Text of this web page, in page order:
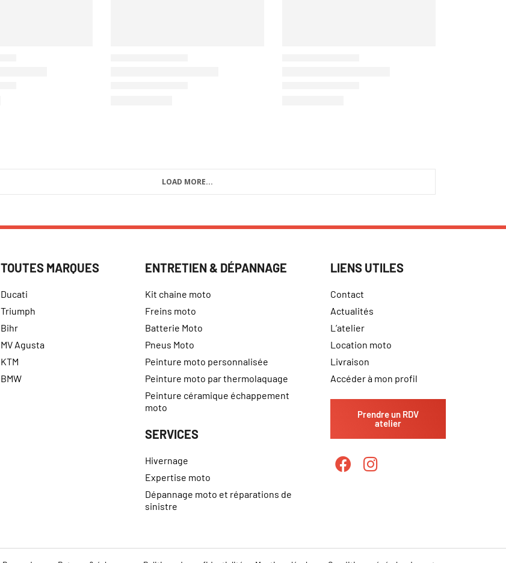
LOAD MORE...
TOUTES MARQUES
Ducati
Triumph
Bihr
MV Agusta
KTM
BMW
ENTRETIEN & DÉPANNAGE
Kit chaine moto
Freins moto
Batterie Moto
Pneus Moto
Peinture moto personnalisée
Peinture moto par thermolaquage
Peinture céramique échappement
moto
SERVICES
Hivernage
Expertise moto
Dépannage moto et réparations de
sinistre
LIENS UTILES
Contact
Actualités
L’atelier
Location moto
Livraison
Accéder à mon profil
Prendre un RDV
atelier